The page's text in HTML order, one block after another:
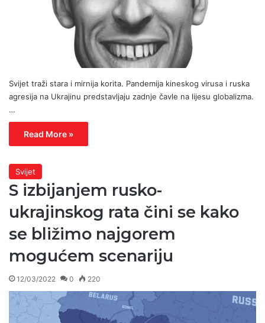
Svijet traži stara i mirnija korita. Pandemija kineskog virusa i ruska
agresija na Ukrajinu predstavljaju zadnje čavle na lijesu globalizma.
…
Read More »
Svijet
S izbijanjem rusko-
ukrajinskog rata čini se kako
se bližimo najgorem
mogućem scenariju
12/03/2022 0 220